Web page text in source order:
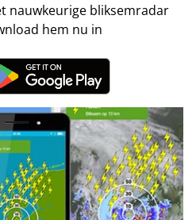
nauwkeurige bliksemradar
hem nu in